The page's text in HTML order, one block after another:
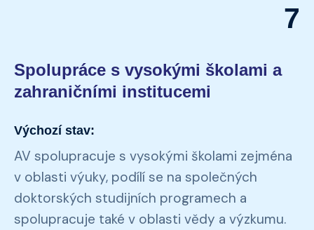
7
Spolupráce s vysokými školami a
zahraničními institucemi
Výchozí stav:
AV spolupracuje s vysokými školami zejména
v oblasti výuky, podílí se na společných
doktorských studijních programech a
spolupracuje také v oblasti vědy a výzkumu.